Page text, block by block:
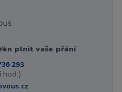
plnit vaše přání
293
hod.)